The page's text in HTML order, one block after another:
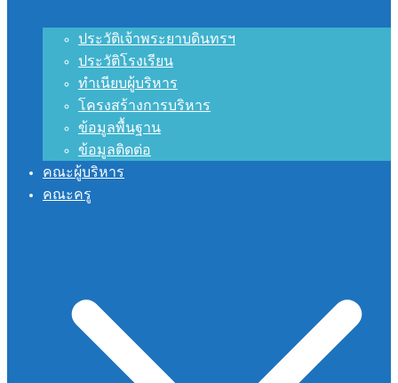
ประวัติเจ้าพระยาบดินทรฯ
ประวัติโรงเรียน
ทำเนียบผู้บริหาร
โครงสร้างการบริหาร
ข้อมูลพื้นฐาน
ข้อมูลติดต่อ
คณะผู้บริหาร
คณะครู